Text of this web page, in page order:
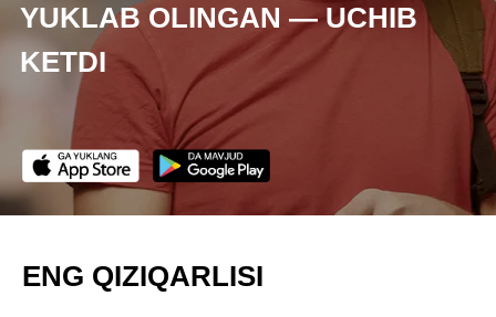
YUKLAB OLINGAN — UCHIB
KETDI
ENG QIZIQARLISI